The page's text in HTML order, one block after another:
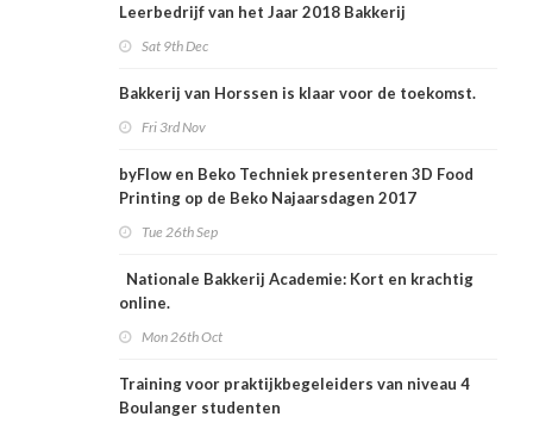
Leerbedrijf van het Jaar 2018 Bakkerij
Sat 9th Dec
Bakkerij van Horssen is klaar voor de toekomst.
Fri 3rd Nov
byFlow en Beko Techniek presenteren 3D Food
Printing op de Beko Najaarsdagen 2017
Tue 26th Sep
Nationale Bakkerij Academie: Kort en krachtig
online.
Mon 26th Oct
Training voor praktijkbegeleiders van niveau 4
Boulanger studenten